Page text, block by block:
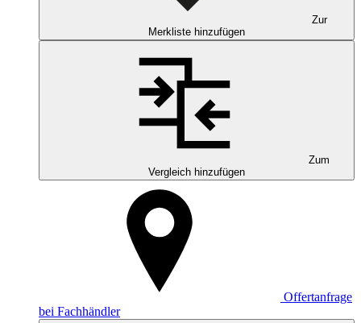
Zur
Merkliste hinzufügen
Zum
Vergleich hinzufügen
Offertanfrage
bei Fachhändler